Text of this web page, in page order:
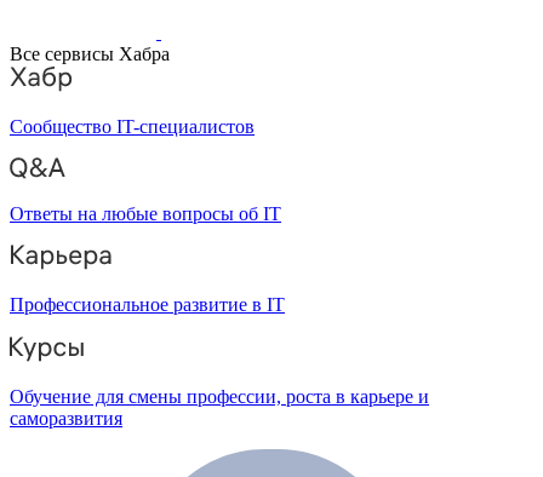
Все сервисы Хабра
Сообщество IT-специалистов
Ответы на любые вопросы об IT
Профессиональное развитие в IT
Обучение для смены профессии, роста в карьере и
саморазвития